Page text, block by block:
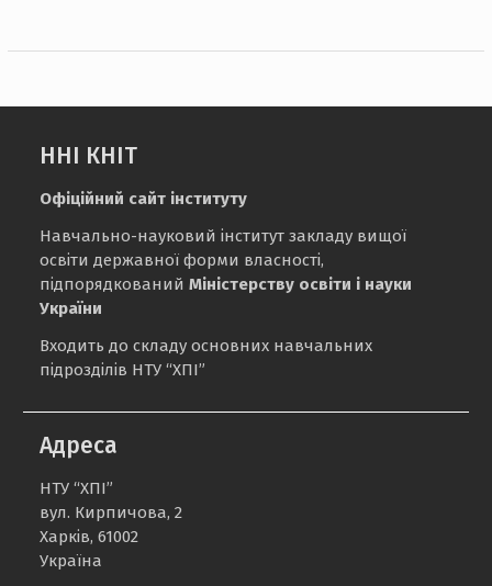
ННІ КНІТ
Офіційний сайт інституту
Навчально-науковий інститут закладу вищої
освіти державної форми власності,
підпорядкованийМіністерству освіти і науки
України
Входить до складу основних навчальних
підрозділів НТУ “ХПІ”
Адреса
НТУ “ХПІ”
вул. Кирпичова, 2
Харків, 61002
Україна